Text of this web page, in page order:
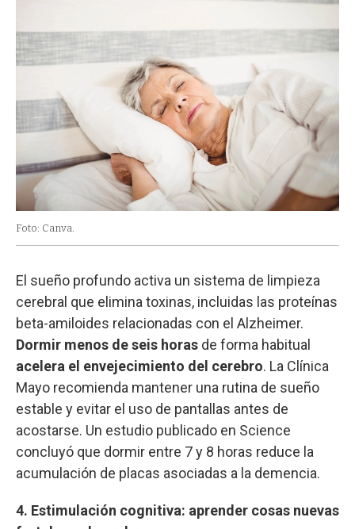
Foto: Canva.
El sueño profundo activa un sistema de limpieza
cerebral que elimina toxinas, incluidas las proteínas
beta-amiloides relacionadas con el Alzheimer.
Dormir menos de seis horas de forma habitual
acelera el envejecimiento del cerebro. La Clínica
Mayo recomienda mantener una rutina de sueño
estable y evitar el uso de pantallas antes de
acostarse. Un estudio publicado en Science
concluyó que dormir entre 7 y 8 horas reduce la
acumulación de placas asociadas a la demencia.
4. Estimulación cognitiva: aprender cosas nuevas